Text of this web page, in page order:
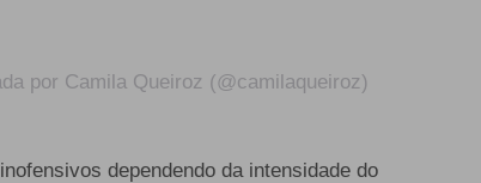
por Camila Queiroz (@camilaqueiroz)
dependendo da intensidade do